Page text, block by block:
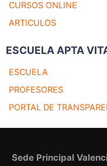
CURSOS ONLINE
ARTICULOS
ESCUELA APTA
ESCUELA
PROFESORES
PORTAL DE
Sede Principal